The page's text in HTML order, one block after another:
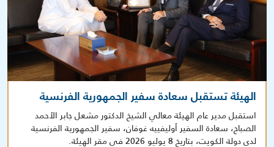
الهيئة تستقبل سعادة سفير الجمهورية الفرنسية
استقبل مدير عام الهيئة معالي الشيخ الدكتور مشعل جابر الأحمد
الصباح، سعادة السفير أوليفييه غوفان، سفير الجمهورية الفرنسية
لدى دولة الكويت، بتاريخ 8 يوليو 2026 في مقر الهيئة.